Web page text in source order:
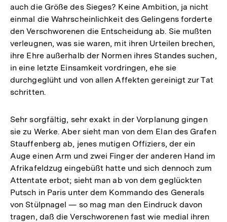
auch die Größe des Sieges? Keine Ambition, ja nicht
einmal die Wahrscheinlichkeit des Gelingens forderte
den Verschworenen die Entscheidung ab. Sie mußten
verleugnen, was sie waren, mit ihren Urteilen brechen,
ihre Ehre außerhalb der Normen ihres Standes suchen,
in eine letzte Einsamkeit vordringen, ehe sie
durchgeglüht und von allen Affekten gereinigt zur Tat
schritten.
Sehr sorgfältig, sehr exakt in der Vorplanung gingen
sie zu Werke. Aber sieht man von dem Elan des Grafen
Stauffenberg ab, jenes mutigen Offiziers, der ein
Auge einen Arm und zwei Finger der anderen Hand im
Afrikafeldzug eingebüßt hatte und sich dennoch zum
Attentate erbot; sieht man ab von dem geglückten
Putsch in Paris unter dem Kommando des Generals
von Stülpnagel — so mag man den Eindruck davon
tragen, daß die Verschworenen fast wie medial ihren